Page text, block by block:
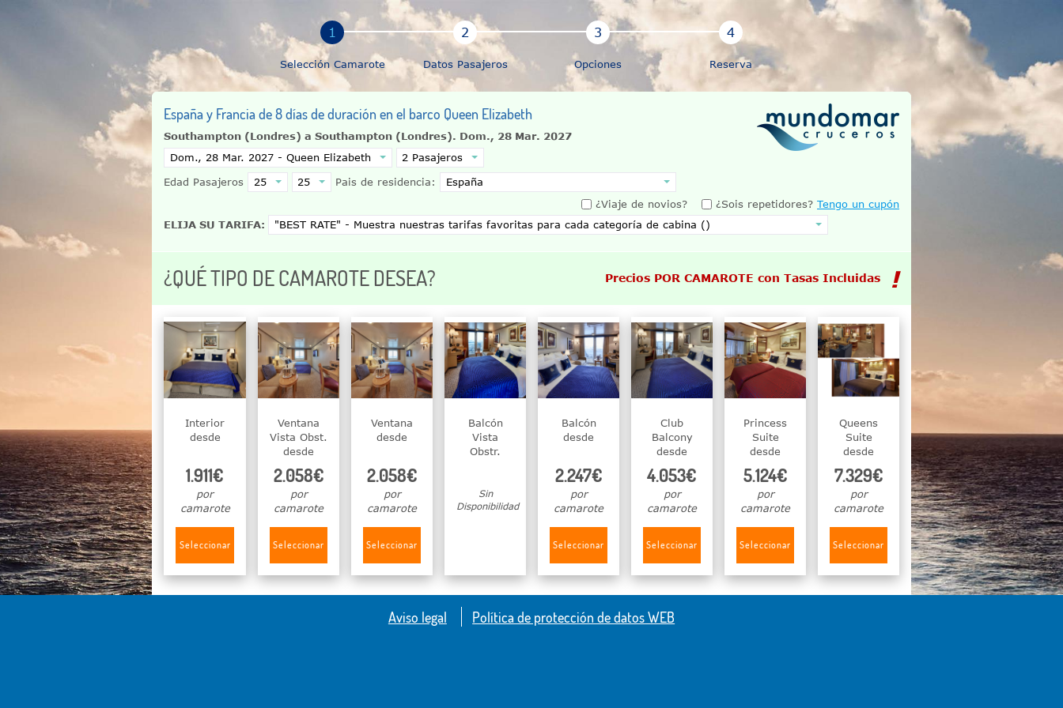
Selección Camarote Datos Pasajeros Opciones Reserva
España y Francia de 8 días de duración en el barco Queen Elizabeth
Southampton (Londres) a Southampton (Londres). Dom., 28 Mar. 2027
Edad Pasajeros
Pais de residencia:
¿Viaje de novios?
¿Sois repetidores? Tengo un cupón
ELIJA SU TARIFA:
¿QUÉ TIPO DE CAMAROTE DESEA? Precios POR CAMAROTE con Tasas Incluidas
Interior
desde
1.911€
por
camarote
Seleccionar
Ventana
Vista Obst.
desde
2.058€
por
camarote
Seleccionar
Ventana
desde
2.058€
por
camarote
Seleccionar
Balcón
Vista
Obstr.
Sin
Disponibilidad
Balcón
desde
2.247€
por
camarote
Seleccionar
Club
Balcony
desde
4.053€
por
camarote
Seleccionar
Princess
Suite
desde
5.124€
por
camarote
Seleccionar
Queens
Suite
desde
7.329€
por
camarote
Seleccionar
Aviso legal Política de protección de datos WEB